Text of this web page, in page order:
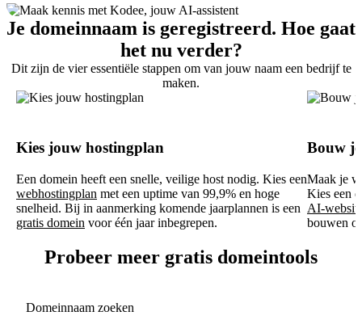
Je domeinnaam is geregistreerd. Hoe gaat
het nu verder?
Dit zijn de vier essentiële stappen om van jouw naam een bedrijf te
maken.
Kies jouw hostingplan
Een domein heeft een snelle, veilige host nodig. Kies een
webhostingplan met een uptime van 99,9% en hoge
snelheid. Bij in aanmerking komende jaarplannen is een
gratis domein voor één jaar inbegrepen.
Bouw
Maak je
Kies een
AI-
bouwen
Probeer meer gratis domeintools
Domeinnaam zoeken